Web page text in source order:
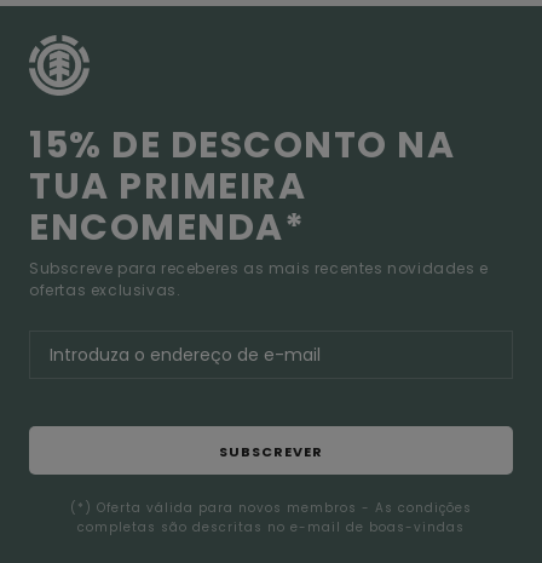
15% DE DESCONTO NA
TUA PRIMEIRA
ENCOMENDA*
Subscreve para receberes as mais recentes novidades e
ofertas exclusivas.
SUBSCREVER
(*) Oferta válida para novos membros - As condições
completas são descritas no e-mail de boas-vindas